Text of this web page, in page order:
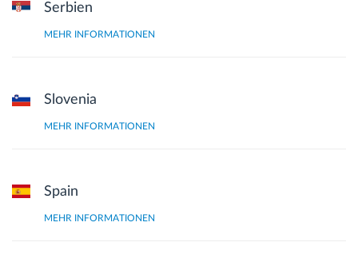
Serbien
MEHR INFORMATIONEN
Slovenia
MEHR INFORMATIONEN
Spain
MEHR INFORMATIONEN